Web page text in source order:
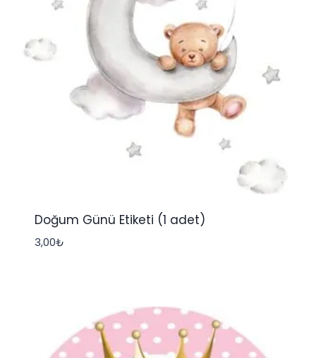
Doğum Günü Etiketi (1 adet)
3,00₺